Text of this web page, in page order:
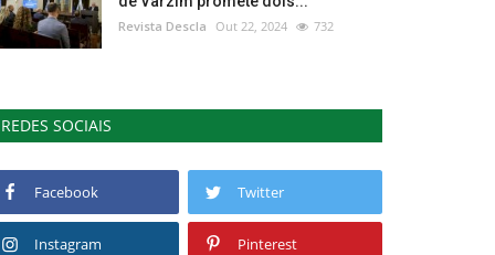
Revista Descla Out 22, 2024 732
REDES SOCIAIS
Facebook Twitter
Instagram Pinterest